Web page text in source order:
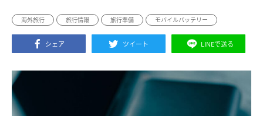
海外旅行 旅行情報 旅行準備 モバイルバッテリー
シェア ツイート LINEで送る